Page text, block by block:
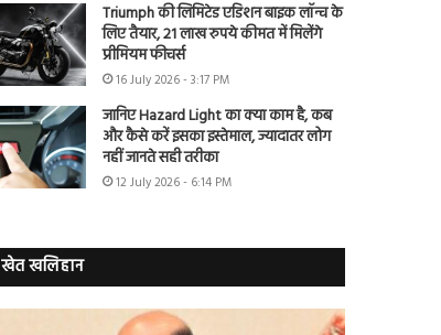
Triumph की लिमिटेड एडिशन बाइक लॉन्च के
लिए तैयार, 21 लाख रुपये कीमत में मिलेंगे
प्रीमियम फीचर्स
16 July 2026 - 3:17 PM
जानिए Hazard Light का क्या काम है, कब
और कैसे करें इसका इस्तेमाल, ज्यादातर लोग
नहीं जानते सही तरीका
12 July 2026 - 6:14 PM
खेत खलिहान